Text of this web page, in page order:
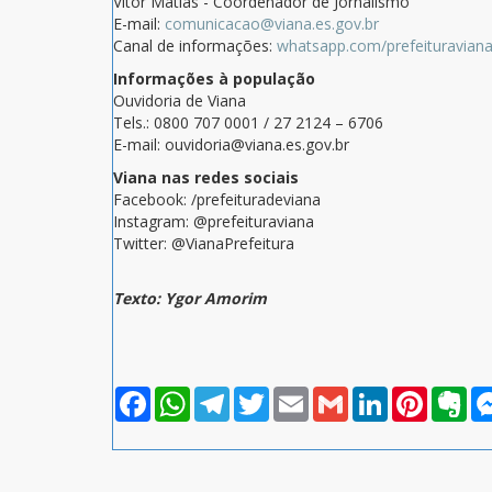
E-mail: comunicacao@viana.es.gov.br
Canal de informações: whatsapp.com/prefeituraviana
Informações à população
Ouvidoria de Viana
Tels.: 0800 707 0001 / 27 2124 – 6706
E-mail: ouvidoria@viana.es.gov.br
Viana nas redes sociais
Facebook: /prefeituradeviana
Instagram: @prefeituraviana
Twitter: @VianaPrefeitura
Texto: Ygor Amorim
FacebookWhatsAppTelegramTwitterEmail Gmail LinkedInPinterest